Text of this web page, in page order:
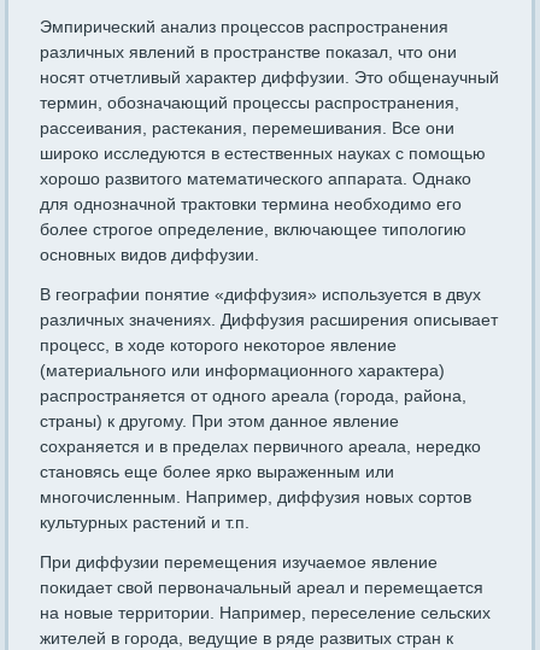
Эмпирический анализ процессов распространения
различных яв­лений в пространстве показал, что они
носят отчетливый характер диффузии. Это общенаучный
термин, обозначающий процессы рас­пространения,
рассеивания, растекания, перемешивания. Все они
широко исследуются в естественных науках с помощью
хорошо раз­витого математического аппарата. Однако
для однозначной трак­товки термина необходимо его
более строгое определение, включа­ющее типологию
основных видов диффузии.
В географии понятие «диффузия» используется в двух
различ­ных значениях. Диффузия расширения описывает
процесс, в ходе которого некоторое явление
(материального или информационного характера)
распространяется от одного ареала (города, района,
стра­ны) к другому. При этом данное явление
сохраняется и в пределах первичного ареала, нередко
становясь еще более ярко выраженным или
многочисленным. Например, диффузия новых сортов
культур­ных растений и т.п.
При диффузии перемещения изучаемое явление
покидает свой первоначальный ареал и перемещается
на новые территории. На­пример, переселение сельских
жителей в города, ведущие в ряде развитых стран к